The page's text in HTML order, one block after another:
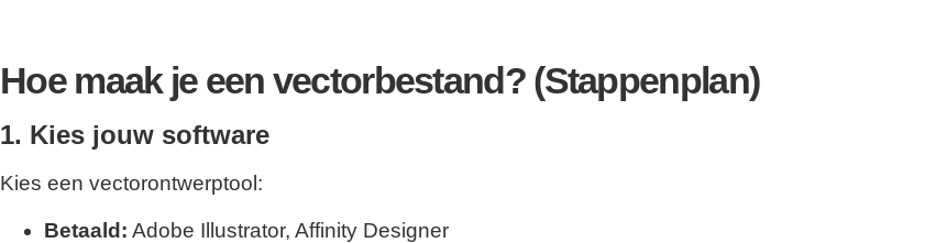
Hoe maak je een vectorbestand? (Stappenplan)
1. Kies jouw software
Kies een vectorontwerptool:
Betaald: Adobe Illustrator, Affinity Designer